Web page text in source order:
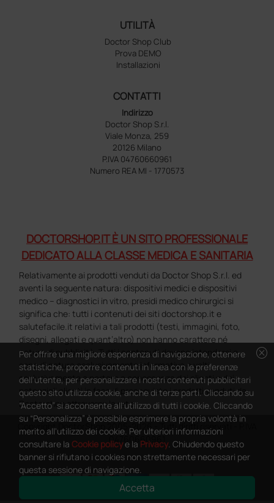
UTILITÀ
Doctor Shop Club
Prova DEMO
Installazioni
CONTATTI
Indirizzo
Doctor Shop S.r.l.
Viale Monza, 259
20126 Milano
P.IVA 04760660961
Numero REA MI - 1770573
DOCTORSHOP.IT È UN SITO PROFESSIONALE
DEDICATO ALLA CLASSE MEDICA E SANITARIA
Relativamente ai prodotti venduti da Doctor Shop S.r.l. ed
aventi la seguente natura: dispositivi medici e dispositivi
medico – diagnostici in vitro, presidi medico chirurgici si
significa che: tutti i contenuti dei siti doctorshop.it e
salutefacile.it relativi a tali prodotti (testi, immagini, foto,
disegni, allegati e quant’altro) non hanno carattere né
natura di pubblicità. Tutti i contenuti devono intendersi e
sono di natura esclusivamente informativa e volti
esclusivamente a portare a conoscenza dei clienti e dei
potenziali clienti in fase di preacquisto i prodotti venduti da
Doctorshop attraverso la rete.
Copyright DoctorShop 2005-2026 - Tutti diritti riservati - P.IVA
04760660961
cancel
Per offrire una migliore esperienza di navigazione, ottenere
statistiche, proporre contenuti in linea con le preferenze
dell'utente, per personalizzare i nostri contenuti pubblicitari
questo sito utilizza cookie, anche di terze parti. Cliccando su
“Accetto” si acconsente all'utilizzo di tutti i cookie. Cliccando
su “Personalizza” è possibile esprimere la propria volontà in
merito all'utilizzo dei cookie. Per ulteriori informazioni
consultare la Cookie policye la Privacy. Chiudendo questo
banner si rifiutano i cookies non strettamente necessari per
questa sessione di navigazione.
Accetta